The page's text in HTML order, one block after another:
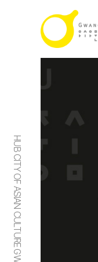
HUB CITY OF ASIAN CULTURE GWANGJU